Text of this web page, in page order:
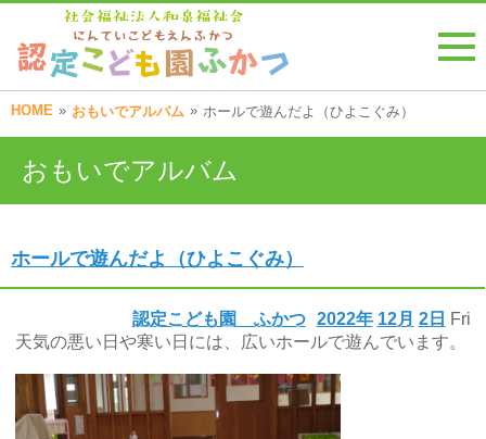
HOME » おもいでアルバム » ホールで遊んだよ（ひよこぐみ）
おもいでアルバム
ホールで遊んだよ（ひよこぐみ）
2022年 12月 2日 Fri
認定こども園 ふかつ
天気の悪い日や寒い日には、広いホールで遊んでいます。